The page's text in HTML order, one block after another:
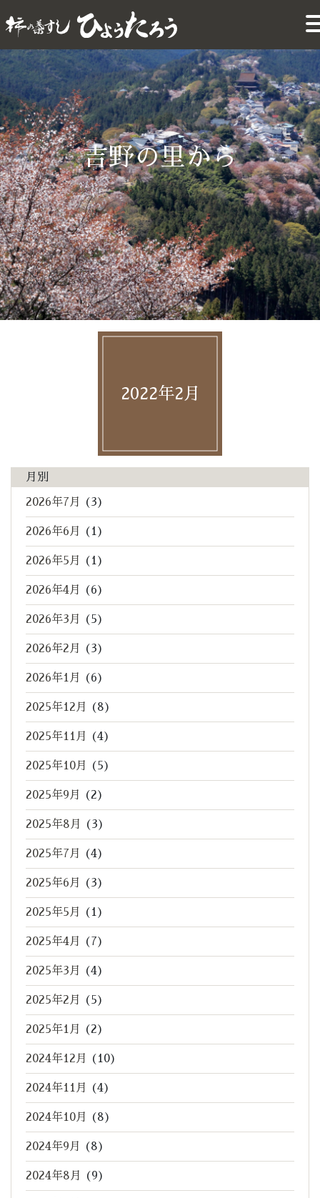
吉野の里から
2022年2月
月別
2026年7月 (3)
2026年6月 (1)
2026年5月 (1)
2026年4月 (6)
2026年3月 (5)
2026年2月 (3)
2026年1月 (6)
2025年12月 (8)
2025年11月 (4)
2025年10月 (5)
2025年9月 (2)
2025年8月 (3)
2025年7月 (4)
2025年6月 (3)
2025年5月 (1)
2025年4月 (7)
2025年3月 (4)
2025年2月 (5)
2025年1月 (2)
2024年12月 (10)
2024年11月 (4)
2024年10月 (8)
2024年9月 (8)
2024年8月 (9)